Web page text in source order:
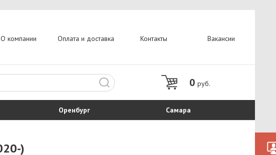
О компании Оплата и доставка Контакты Вакансии
0 руб.
Оренбург Самара
)